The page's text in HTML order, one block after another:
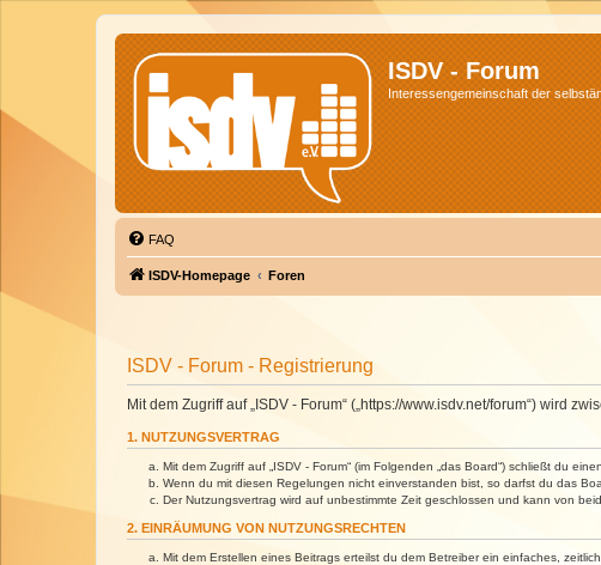
ISDV - Forum
Interessengemeinschaft der
FAQ
ISDV-Homepage Foren
ISDV - Forum - Registrierung
Mit dem Zugriff auf „ISDV - Forum“ („https://www.isdv.net/forum“) wird
1. NUTZUNGSVERTRAG
Mit dem Zugriff auf „ISDV - Forum“ (im Folgenden „das Board“) schließt du
Wenn du mit diesen Regelungen nicht einverstanden bist, so darfst du das
Der Nutzungsvertrag wird auf unbestimmte Zeit geschlossen und kann von
2. EINRÄUMUNG VON NUTZUNGSRECHTEN
Mit dem Erstellen eines Beitrags erteilst du dem Betreiber ein einfaches,